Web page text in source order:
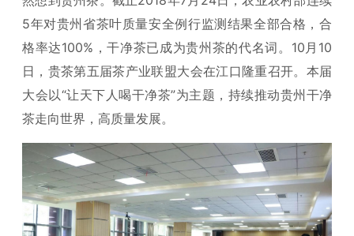
5年对贵州省茶叶质量安全例行监测结果全部合格，合
格率达100%，干净茶已成为贵州茶的代名词。10月10
日，贵茶第五届茶产业联盟大会在江口隆重召开。本届
大会以“让天下人喝干净茶”为主题，持续推动贵州干净
茶走向世界，高质量发展。